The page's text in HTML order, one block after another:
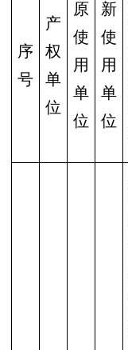
序
号
产
权
单
位
原
使
用
单
位
新
使
用
单
位